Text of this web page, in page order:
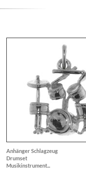
Anhänger Schlagzeug
Drumset
Musikinstrument...